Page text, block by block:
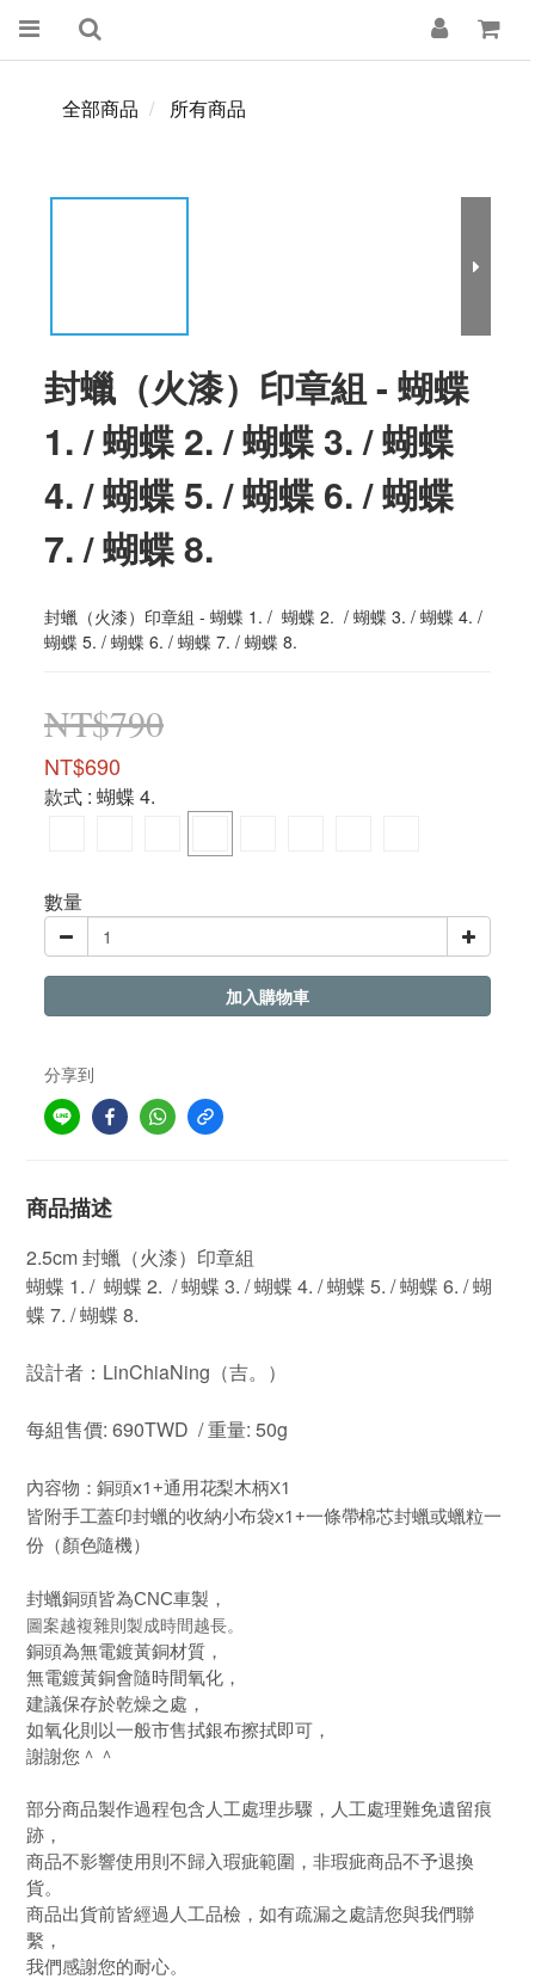
全部商品 所有商品
封蠟（火漆）印章組 - 蝴蝶
1. / 蝴蝶 2. / 蝴蝶 3. / 蝴蝶
4. / 蝴蝶 5. / 蝴蝶 6. / 蝴蝶
7. / 蝴蝶 8.
封蠟（火漆）印章組 - 蝴蝶 1. /  蝴蝶 2.  / 蝴蝶 3. / 蝴蝶 4. /
蝴蝶 5. / 蝴蝶 6. / 蝴蝶 7. / 蝴蝶 8.
NT$790
NT$690
款式 : 蝴蝶 4.
數量
加入購物車
分享到
商品描述
2.5cm封蠟（火漆）印章組
蝴蝶 1. / 蝴蝶 2. / 蝴蝶 3. / 蝴蝶 4. / 蝴蝶 5. / 蝴蝶 6. / 蝴
蝶 7. / 蝴蝶 8.
設計者：LinChiaNing（吉。）
每組售價: 690TWD /重量: 50g
內容物：銅頭x1+通用花梨木柄X1
皆附手工蓋印封蠟的收納小布袋x1+一條帶棉芯封蠟或蠟粒一
份（顏色隨機）
封蠟銅頭皆為CNC車製，
圖案越複雜則製成時間越長。
銅頭為無電鍍黃銅材質，
無電鍍黃銅會隨時間氧化，
建議保存於乾燥之處，
如氧化則以一般市售拭銀布擦拭即可，
謝謝您＾＾
部分商品製作過程包含人工處理步驟，人工處理難免遺留痕
跡，
商品不影響使用則不歸入瑕疵範圍，非瑕疵商品不予退換
貨。
商品出貨前皆經過人工品檢，如有疏漏之處請您與我們聯
繫，
我們感謝您的耐心。